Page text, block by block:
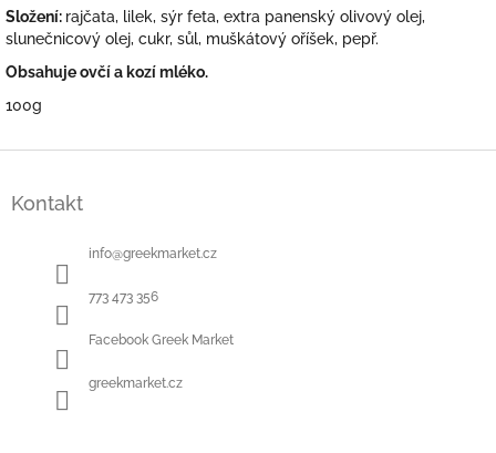
Složení: rajčata, lilek, sýr feta, extra panenský olivový olej,
slunečnicový olej, cukr, sůl, muškátový oříšek, pepř.
Obsahuje ovčí a kozí mléko.
100g
Kontakt
info@greekmarket.cz
773 473 356
Facebook Greek Market
greekmarket.cz